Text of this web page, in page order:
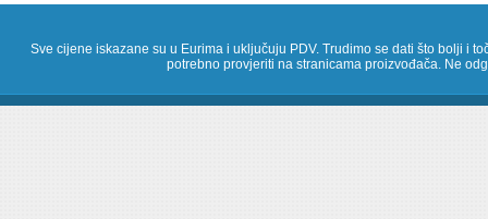
Sve cijene iskazane su u Eurima i uključuju PDV. Trudimo se dati što bolji i
potrebno provjeriti na stranicama proizvođača. Ne